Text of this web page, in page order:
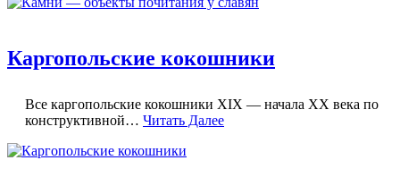
Каргопольские кокошники
Все каргопольские кокошники XIX — начала XX века по
конструктивной… Читать Далее